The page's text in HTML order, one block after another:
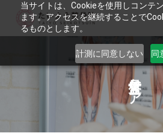
当サイトは、Cookieを使用しコンテ
ます。アクセスを継続することで
るものとします。
計測に同意しない 同
ケ
ア